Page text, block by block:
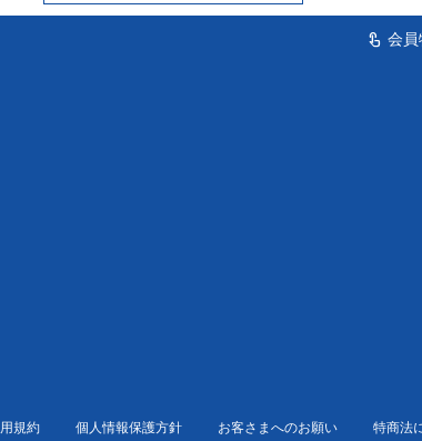
touch_app 会
規約 個人情報保護方針 お客さまへのお願い 特商法